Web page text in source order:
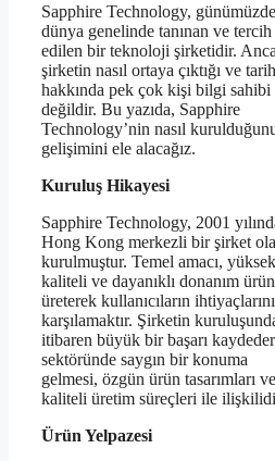
Sapphire Technology, günümüzde
dünya genelinde tanınan ve tercih
edilen bir teknoloji şirketidir.
şirketin nasıl ortaya çıktığı ve
hakkında pek çok kişi bilgi sahibi
değildir. Bu yazıda, Sapphire
Technology’nin nasıl
gelişimini ele alacağız.
Kuruluş Hikayesi
Sapphire Technology, 2001
Hong Kong merkezli bir şirket
kurulmuştur. Temel amacı, yüksek
kaliteli ve dayanıklı donanım
üreterek kullanıcıların ihtiyaçlarını
karşılamaktır. Şirketin
itibaren büyük bir başarı
sektöründe saygın bir konuma
gelmesi, özgün ürün tasarımları ve
kaliteli üretim süreçleri ile
Ürün Yelpazesi